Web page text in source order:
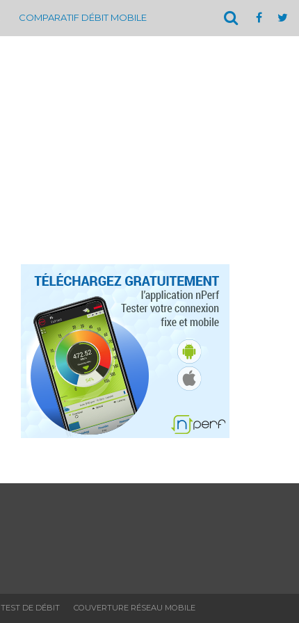
COMPARATIF DÉBIT MOBILE
TEST DE DÉBIT
COUVERTURE RÉSEAU MOBILE